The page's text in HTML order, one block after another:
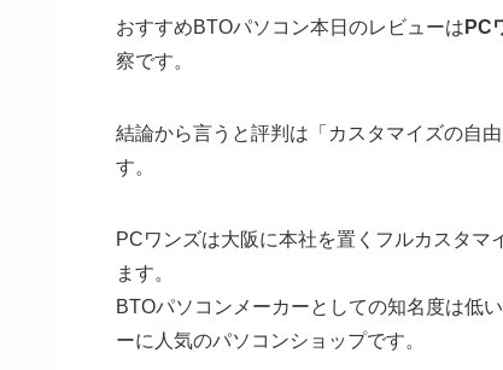
おすすめBTOパソコン本日のレビューは PC
察です。
結論から言うと評判は「カスタマイズの自
す。
PCワンズは大阪に本社を置くフルカスタ
ます。
BTOパソコンメーカーとしての知名度は低
ーに人気のパソコンショップです。